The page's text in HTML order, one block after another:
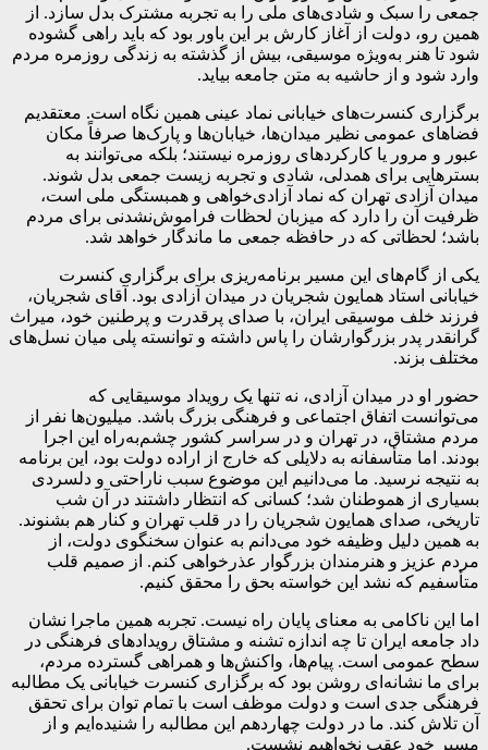
جمعی را سبک و شادی‌های ملی را به تجربه مشترک بدل سازد. از
همین رو، دولت از آغاز کارش بر این باور بود که باید راهی گشوده
شود تا هنر به‌ویژه موسیقی، بیش از گذشته به زندگی روزمره مردم
وارد شود و از حاشیه به متن جامعه بیاید.
برگزاری کنسرت‌های خیابانی نماد عینی همین نگاه است. معتقدیم
فضاهای عمومی نظیر میدان‌ها، خیابان‌ها و پارک‌ها صرفاً مکان
عبور و مرور یا کارکردهای روزمره نیستند؛ بلکه می‌توانند به
بسترهایی برای همدلی، شادی و تجربه زیست جمعی بدل شوند.
میدان آزادی تهران که نماد آزادی‌خواهی و همبستگی ملی است،
ظرفیت آن را دارد که میزبان لحظات فراموش‌نشدنی برای مردم
باشد؛ لحظاتی که در حافظه جمعی ما ماندگار خواهد شد.
یکی از گام‌های این مسیر برنامه‌ریزی برای برگزاری کنسرت
خیابانی استاد همایون شجریان در میدان آزادی بود. آقای شجریان،
فرزند خلف موسیقی ایران، با صدای پرقدرت و پرطنین خود، میراث
گرانقدر پدر بزرگوارشان را پاس داشته و توانسته پلی میان نسل‌های
مختلف بزند.
حضور او در میدان آزادی، نه تنها یک رویداد موسیقایی که
می‌توانست اتفاق اجتماعی و فرهنگی بزرگ باشد. میلیون‌ها نفر از
مردم مشتاق، در تهران و در سراسر کشور چشم‌به‌راه این اجرا
بودند. اما متأسفانه به دلایلی که خارج از اراده دولت بود، این برنامه
به نتیجه نرسید. ما می‌دانیم این موضوع سبب ناراحتی و دلسردی
بسیاری از هموطنان شد؛ کسانی که انتظار داشتند در آن شب
تاریخی، صدای همایون شجریان را در قلب تهران و کنار هم بشنوند.
به همین دلیل وظیفه خود می‌دانم به عنوان سخنگوی دولت، از
مردم عزیز و هنرمندان بزرگوار عذرخواهی کنم. از صمیم قلب
متأسفیم که نشد این خواسته بحق را محقق کنیم.
اما این ناکامی به معنای پایان راه نیست. تجربه همین ماجرا نشان
داد جامعه ایران تا چه اندازه تشنه و مشتاق رویدادهای فرهنگی در
سطح عمومی است. پیام‌ها، واکنش‌ها و همراهی گسترده مردم،
برای ما نشانه‌ای روشن بود که برگزاری کنسرت خیابانی یک مطالبه
فرهنگی جدی است و دولت موظف است با تمام توان برای تحقق
آن تلاش کند. ما در دولت چهاردهم این مطالبه را شنیده‌ایم و از
مسیر خود عقب نخواهیم نشست.